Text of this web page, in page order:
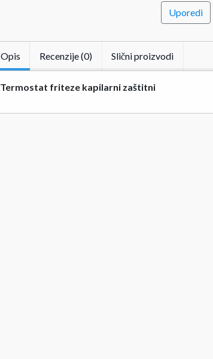
Uporedi
Opis Recenzije (0) Slični proizvodi
Termostat friteze kapilarni zaštitni